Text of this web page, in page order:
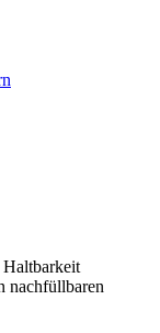
nachfüllbaren